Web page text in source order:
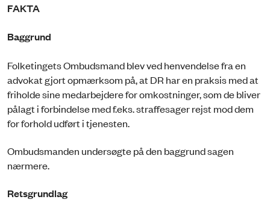
FAKTA
Baggrund
Folketingets Ombudsmand blev ved henvendelse fra en
advokat gjort opmærksom på, at DR har en praksis med at
friholde sine medarbejdere for omkostninger, som de bliver
pålagt i forbindelse med f.eks. straffesager rejst mod dem
for forhold udført i tjenesten.
Ombudsmanden undersøgte på den baggrund sagen
nærmere.
Retsgrundlag